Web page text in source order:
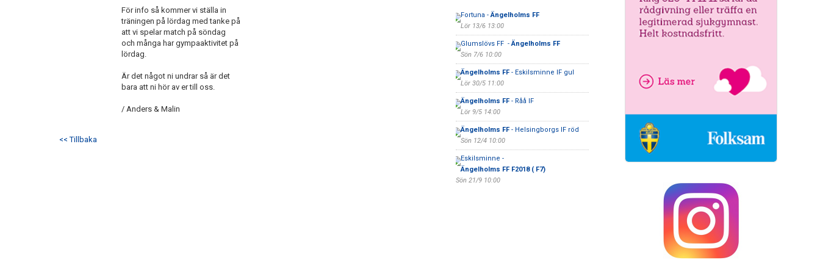
För info så kommer vi ställa in
träningen på lördag med tanke på
att vi spelar match på söndag
och många har gympaaktivitet på
lördag.
Är det något ni undrar så är det
bara att ni hör av er till oss.
/ Anders & Malin
<< Tillbaka
Fortuna -Ängelholms FF
Lör 13/6 13:00
Glumslövs FF -Ängelholms FF
Sön 7/6 10:00
Ängelholms FF- Eskilsminne IF gul
Lör 30/5 11:00
Ängelholms FF- Råå IF
Lör 9/5 14:00
Ängelholms FF- Helsingborgs IF röd
Sön 12/4 10:00
Eskilsminne -
Ängelholms FF F2018 ( F7)
Sön 21/9 10:00